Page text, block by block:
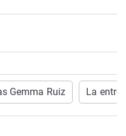
País Vasco
Gemma Ruiz La